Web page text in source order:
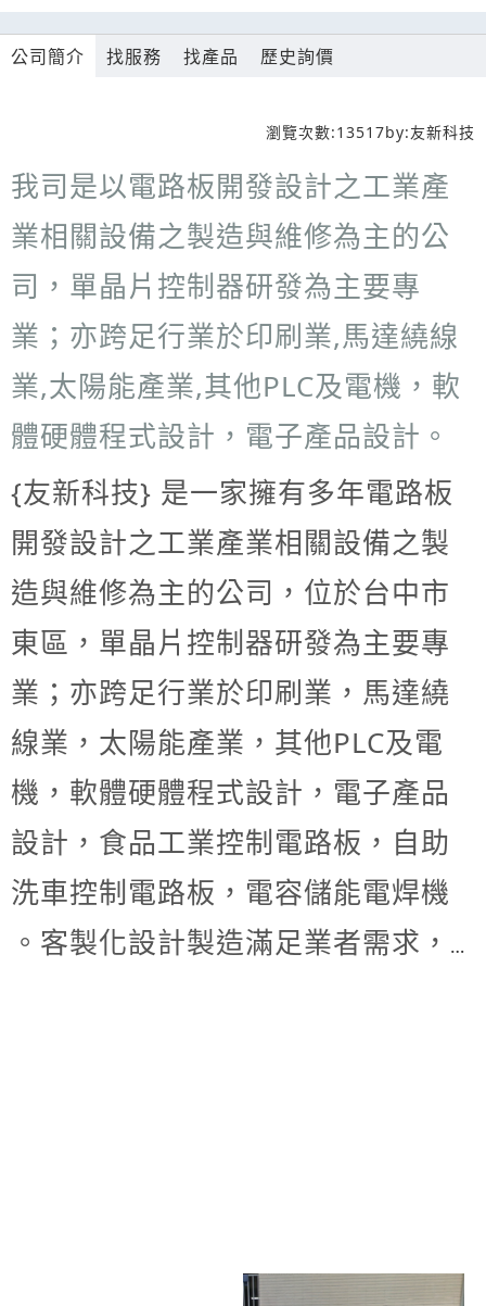
公司簡介 找服務 找產品 歷史詢價
瀏覽次數:13517by:友新科技
我司是以電路板開發設計之工業產
業相關設備之製造與維修為主的公
司，單晶片控制器研發為主要專
業；亦跨足行業於印刷業,馬達繞線
業,太陽能產業,其他PLC及電機，軟
體硬體程式設計，電子產品設計。
{友新科技} 是一家擁有多年電路板
開發設計之工業產業相關設備之製
造與維修為主的公司，位於台中市
東區，單晶片控制器研發為主要專
業；亦跨足行業於印刷業，馬達繞
線業，太陽能產業，其他PLC及電
機，軟體硬體程式設計，電子產品
設計，食品工業控制電路板，自助
洗車控制電路板，電容儲能電焊機
。客製化設計製造滿足業者需求，